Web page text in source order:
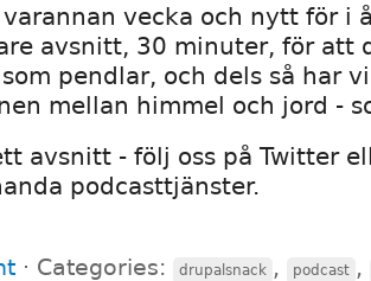
vecka och nytt för i
avsnitt, 30 minuter, för att
pendlar, och dels så har
mellan himmel och jord -
avsnitt - följ oss på Twitter
podcasttjänster.
⋅ Categories: drupalsnack , podcast ,